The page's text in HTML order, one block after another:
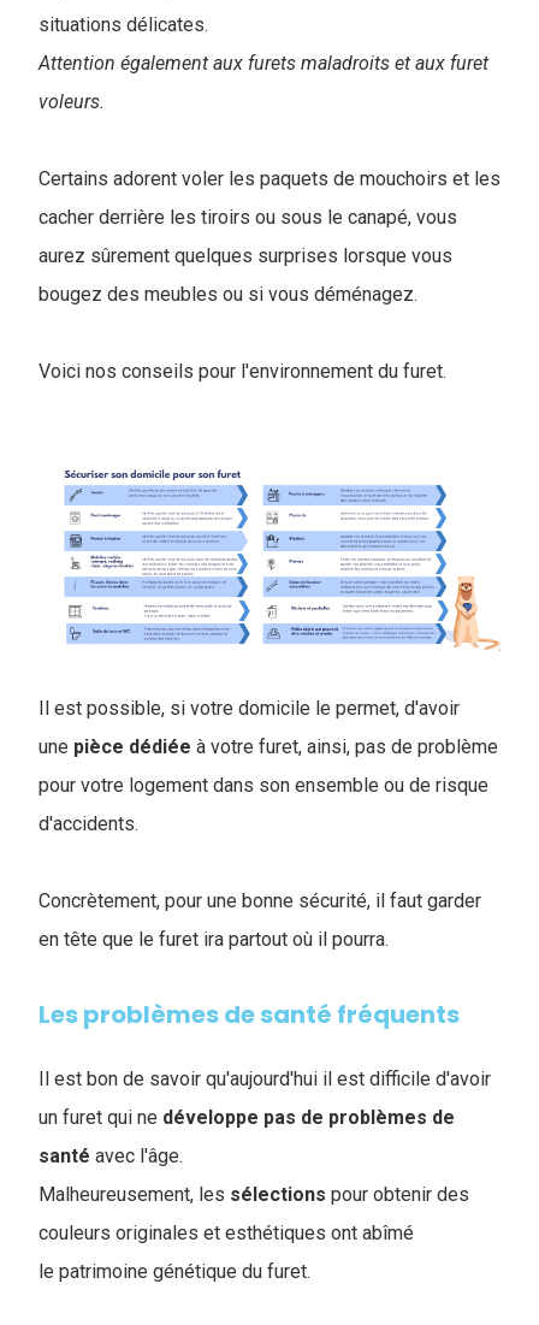
situations délicates.
Attention également aux furets maladroits et aux furet
voleurs.
Certains adorent voler les paquets de mouchoirs et les
cacher derrière les tiroirs ou sous le canapé, vous
aurez sûrement quelques surprises lorsque vous
bougez des meubles ou si vous déménagez.
Voici nos conseils pour l'environnement du furet.
Il est possible, si votre domicile le permet, d'avoir
une pièce dédiée à votre furet, ainsi, pas de problème
pour votre logement dans son ensemble ou de risque
d'accidents.
Concrètement, pour une bonne sécurité, il faut garder
en tête que le furet ira partout où il pourra.
Les problèmes de santé fréquents
Il est bon de savoir qu'aujourd'hui il est difficile d'avoir
un furet qui ne développe pas de problèmes de
santé avec l'âge.
Malheureusement, les sélections pour obtenir des
couleurs originales et esthétiques ont abîmé
le patrimoine génétique du furet.